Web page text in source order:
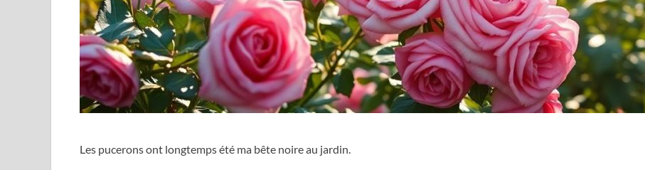
Les pucerons ont longtemps été ma bête noire au jardin.